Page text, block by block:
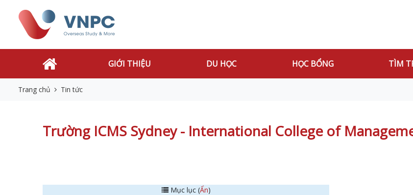
GIỚI THIỆU DU HỌC HỌC BỔNG TÌM
Trang chủ Tin tức
Trường ICMS Sydney - International College of
Mục lục (Ẩn)